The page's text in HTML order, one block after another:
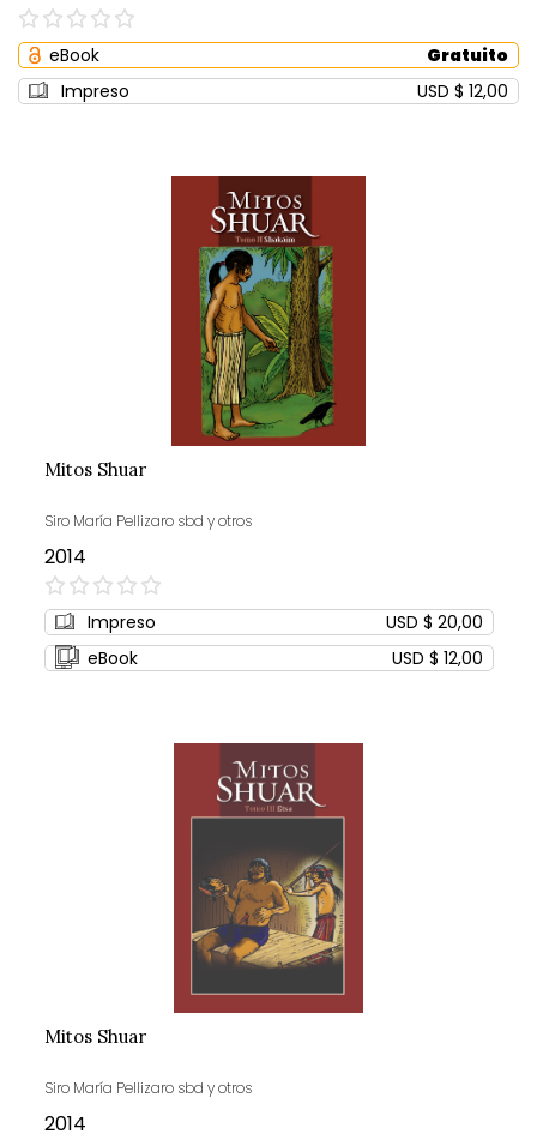
0%
eBook
Gratuito
Impreso
USD $ 12,00
Mitos Shuar
Siro María Pellizaro sbd y otros
2014
0%
Impreso
USD $ 20,00
eBook
USD $ 12,00
Mitos Shuar
Siro María Pellizaro sbd y otros
2014